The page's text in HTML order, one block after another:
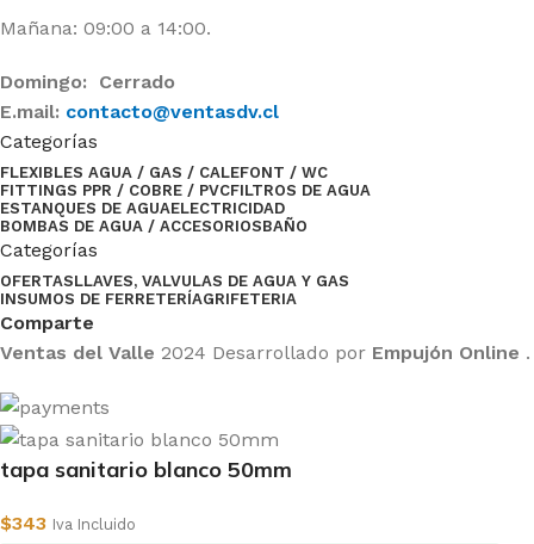
Mañana: 09:00 a 14:00.
Domingo: Cerrado
E.mail: contacto@ventasdv.cl
Categorías
FLEXIBLES AGUA / GAS / CALEFONT / WC
FITTINGS PPR / COBRE / PVCFILTROS DE AGUA
ESTANQUES DE AGUAELECTRICIDAD
BOMBAS DE AGUA / ACCESORIOSBAÑO
Categorías
OFERTASLLAVES, VALVULAS DE AGUA Y GAS
INSUMOS DE FERRETERÍAGRIFETERIA
Comparte
Ventas del Valle 2024 Desarrollado por Empujón Online .
tapa sanitario blanco 50mm
$343 Iva Incluido